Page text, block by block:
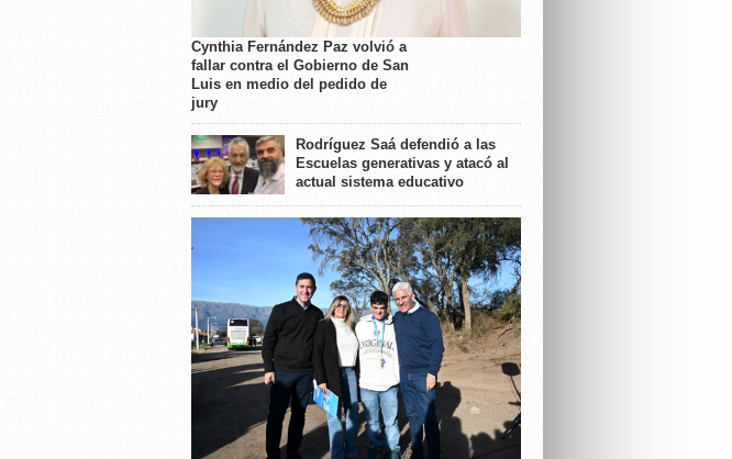
Cynthia Fernández Paz volvió a
fallar contra el Gobierno de San
Luis en medio del pedido de
jury
Rodríguez Saá defendió a las
Escuelas generativas y atacó al
actual sistema educativo